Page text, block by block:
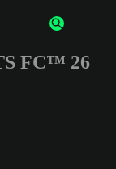
ein
FC™ 26